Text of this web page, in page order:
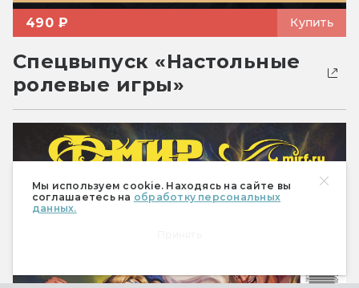
Мы используем cookie. Находясь на сайте вы
соглашаетесь на обработку персональных
данных.
490 ₽ Купить
Спецвыпуск «Настольные
ролевые игры»